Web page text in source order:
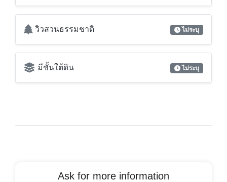
วิวสวนธรรมชาติ ไม่ระบุ
มีชั้นใต้ดิน ไม่ระบุ
Ask for more information